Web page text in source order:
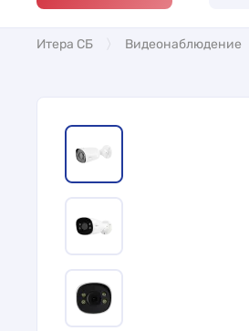
Итера СБ Видеонаблюдение